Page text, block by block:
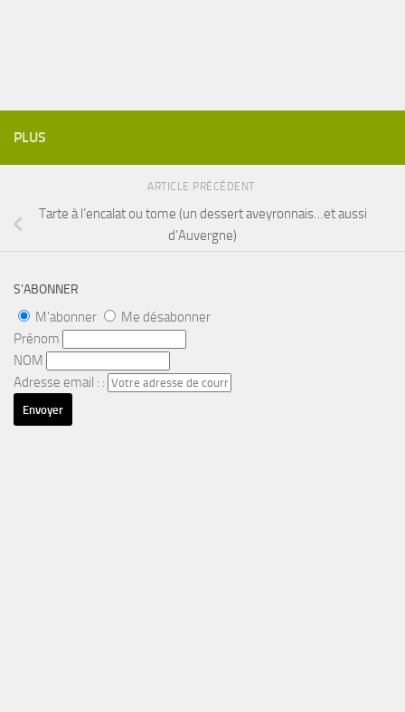
PLUS
ARTICLE PRÉCÉDENT
Tarte à l’encalat ou tome (un dessert aveyronnais…et aussi
d’Auvergne)
S’ABONNER
M'abonner
Me désabonner
Prénom
NOM
Adresse email : :